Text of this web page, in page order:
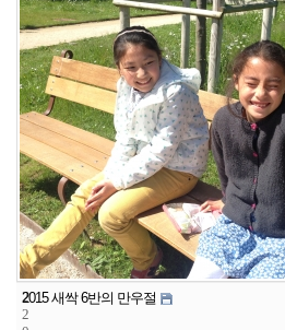
2
2
2015 새싹 6반의 만우절